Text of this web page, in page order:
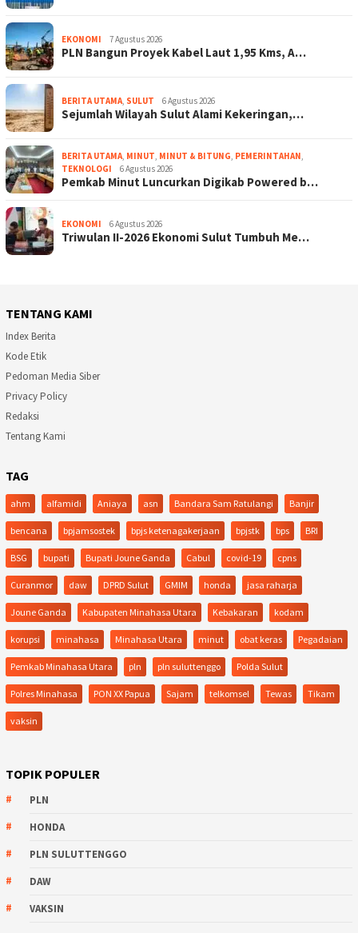
EKONOMI 7 Agustus 2026
PLN Bangun Proyek Kabel Laut 1,95 Kms, A…
BERITA UTAMA, SULUT 6 Agustus 2026
Sejumlah Wilayah Sulut Alami Kekeringan,…
BERITA UTAMA, MINUT, MINUT & BITUNG, PEMERINTAHAN,
TEKNOLOGI
6 Agustus 2026
Pemkab Minut Luncurkan Digikab Powered b…
EKONOMI 6 Agustus 2026
Triwulan II-2026 Ekonomi Sulut Tumbuh Me…
TENTANG KAMI
Index Berita
Kode Etik
Pedoman Media Siber
Privacy Policy
Redaksi
Tentang Kami
TAG
ahm alfamidi Aniaya asn Bandara Sam Ratulangi Banjir
bencana bpjamsostek bpjs ketenagakerjaan bpjstk bps BRI
BSG bupati Bupati Joune Ganda Cabul covid-19 cpns
Curanmor daw DPRD Sulut GMIM honda jasa raharja
Joune Ganda Kabupaten Minahasa Utara Kebakaran kodam
korupsi minahasa Minahasa Utara minut obat keras Pegadaian
Pemkab Minahasa Utara pln pln suluttenggo Polda Sulut
Polres Minahasa PON XX Papua Sajam telkomsel Tewas Tikam
vaksin
TOPIK POPULER
PLN
HONDA
PLN SULUTTENGGO
DAW
VAKSIN